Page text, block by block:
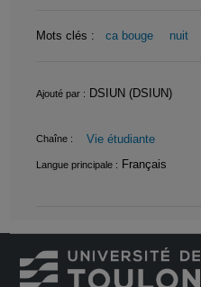
Mots clés : ca bouge nuit
Informations
Ajouté par : DSIUN (DSIUN)
Chaîne : Vie étudiante
Langue principale : Français